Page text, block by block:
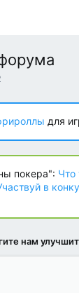
для
покера": Что
в
нам